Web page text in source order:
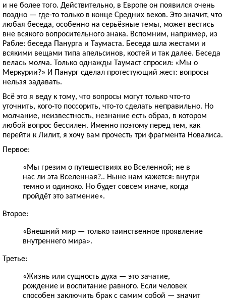
и не более того. Действительно, в Европе он появился очень
поздно — где-то только в конце Средних веков. Это значит, что
любая беседа, особенно на серьёзные темы, может вестись
вне всякого вопросительного знака. Вспомним, например, из
Рабле: беседа Панурга и Таумаста. Беседа шла жестами и
всякими вещами типа апельсинов, костей и так далее. Беседа
велась молча. Только однажды Таумаст спросил: «Мы о
Меркурии?» И Панург сделал протестующий жест: вопросы
нельзя задавать.
Всё это я веду к тому, что вопросы могут только что-то
уточнить, кого-то поссорить, что-то сделать неправильно. Но
молчание, неизвестность, незнание есть образ, в котором
любой вопрос бессилен. Именно поэтому перед тем, как
перейти к Лилит, я хочу вам прочесть три фрагмента Новалиса.
Первое:
«Мы грезим о путешествиях во Вселенной; не в
нас ли эта Вселенная?.. Ныне нам кажется: внутри
темно и одиноко. Но будет совсем иначе, когда
пройдёт это затмение».
Второе:
«Внешний мир — только таинственное проявление
внутреннего мира».
Третье:
«Жизнь или сущность духа — это зачатие,
рождение и воспитание равного. Если человек
способен заключить брак с самим собой — значит